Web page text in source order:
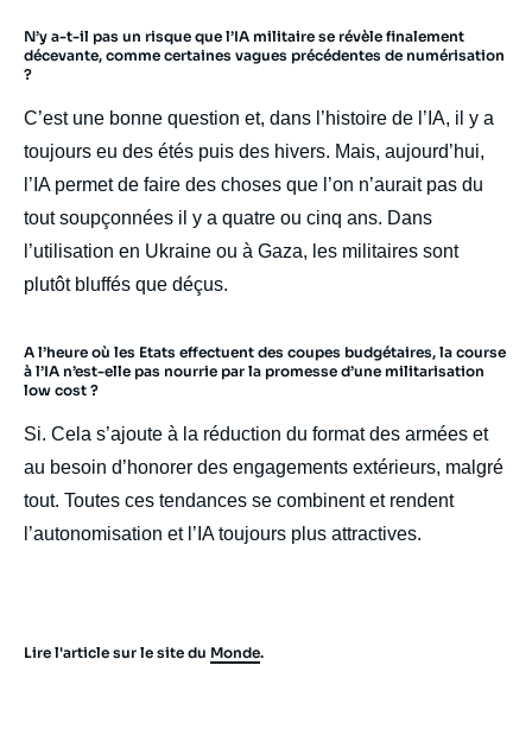
N’y a-t-il pas un risque que l’IA militaire se révèle finalement
décevante, comme certaines vagues précédentes de numérisation
?
C’est une bonne question et, dans l’histoire de l’IA, il y a
toujours eu des étés puis des hivers. Mais, aujourd’hui,
l’IA permet de faire des choses que l’on n’aurait pas du
tout soupçonnées il y a quatre ou cinq ans. Dans
l’utilisation en Ukraine ou à Gaza, les militaires sont
plutôt bluffés que déçus.
A l’heure où les Etats effectuent des coupes budgétaires, la course
à l’IA n’est-elle pas nourrie par la promesse d’une militarisation
low cost ?
Si. Cela s’ajoute à la réduction du format des armées et
au besoin d’honorer des engagements extérieurs, malgré
tout. Toutes ces tendances se combinent et rendent
l’autonomisation et l’IA toujours plus attractives.
Lire l'article sur le site du Monde.